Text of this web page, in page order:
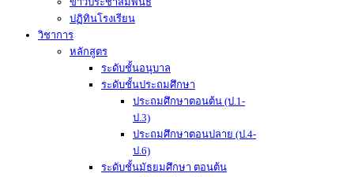
ปฏิทินโรงเรียน
วิชาการ
หลักสูตร
ระดับชั้นอนุบาล
ระดับชั้นประถมศึกษา
ประถมศึกษาตอนต้น (ป.1-
ป.3)
ประถมศึกษาตอนปลาย (ป.4-
ป.6)
ระดับชั้นมัธยมศึกษา ตอนต้น